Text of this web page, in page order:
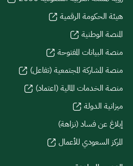
هيئة الحكومة الرقمية
المنصة الوطنية
منصة البيانات المفتوحة
منصة المشاركة المجتمعية (تفاعل)
منصة الخدمات المالية (اعتماد)
ميزانية الدولة
إبلاغ عن فساد (نزاهة)
المركز السعودي للأعمال